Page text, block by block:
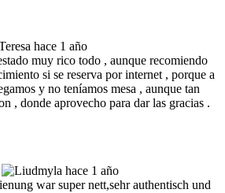
muy rico todo , aunque recomiendo
si se reserva por internet , porque a
y no teníamos mesa , aunque tan
, donde aprovecho para dar las gracias .
war super nett,sehr authentisch und